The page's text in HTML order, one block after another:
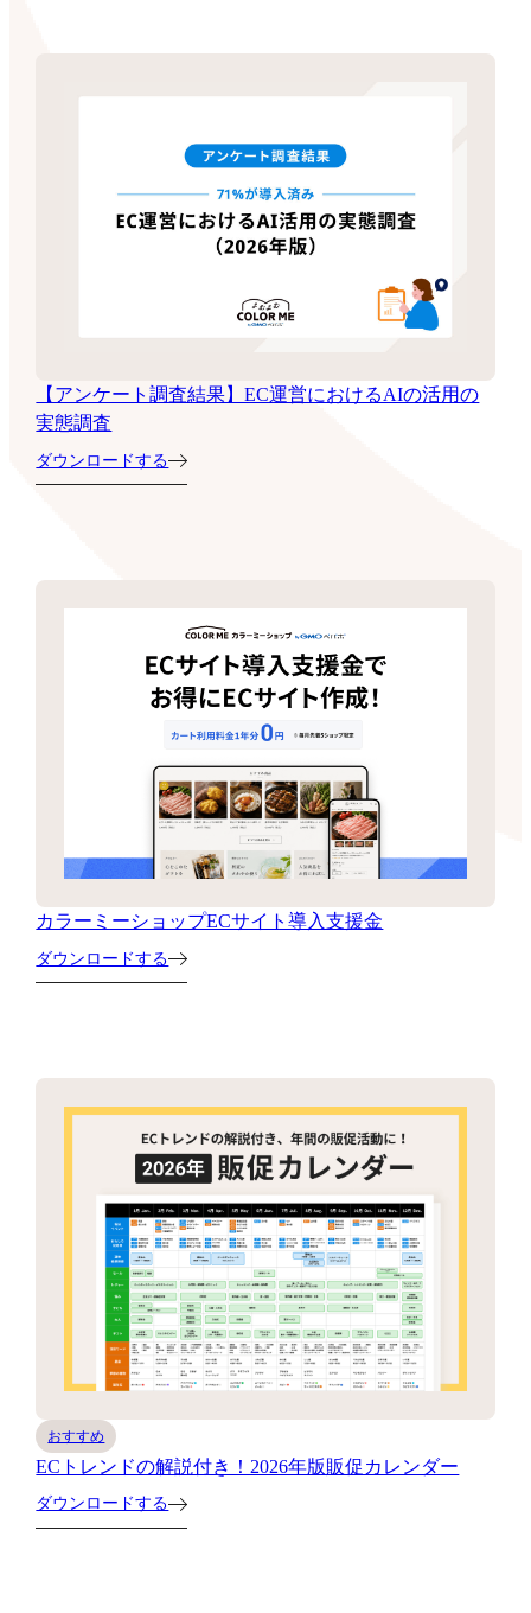
【アンケート調査結果】EC運営におけるAIの活用の
実態調査
ダウンロードする
カラーミーショップECサイト導入支援金
ダウンロードする
おすすめ
ECトレンドの解説付き！2026年版販促カレンダー
ダウンロードする